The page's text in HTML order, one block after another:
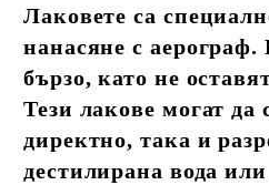
Лаковете са
нанасяне с аерограф.
бързо, като не
Тези лакове могат да
директно, така и
дестилирана вода